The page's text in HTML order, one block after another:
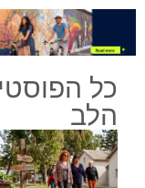
כל
הלב